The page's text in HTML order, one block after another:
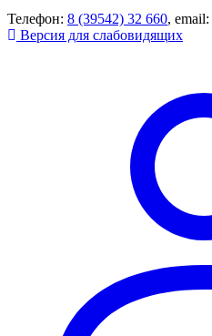
Телефон: 8 (39542) 32 660, email:
Версия для слабовидящих